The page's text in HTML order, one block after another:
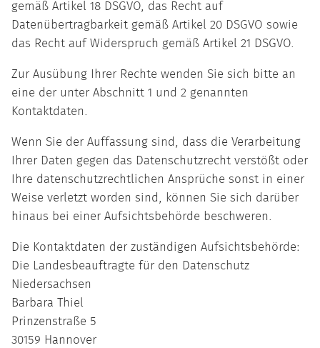
gemäß Artikel 18 DSGVO, das Recht auf
Datenübertragbarkeit gemäß Artikel 20 DSGVO sowie
das Recht auf Widerspruch gemäß Artikel 21 DSGVO.
Zur Ausübung Ihrer Rechte wenden Sie sich bitte an
eine der unter Abschnitt 1 und 2 genannten
Kontaktdaten.
Wenn Sie der Auffassung sind, dass die Verarbeitung
Ihrer Daten gegen das Datenschutzrecht verstößt oder
Ihre datenschutzrechtlichen Ansprüche sonst in einer
Weise verletzt worden sind, können Sie sich darüber
hinaus bei einer Aufsichtsbehörde beschweren.
Die Kontaktdaten der zuständigen Aufsichtsbehörde:
Die Landesbeauftragte für den Datenschutz
Niedersachsen
Barbara Thiel
Prinzenstraße 5
30159 Hannover